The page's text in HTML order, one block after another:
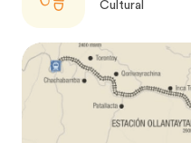
Cultural